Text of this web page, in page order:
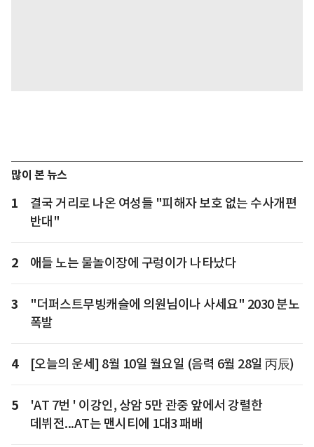
많이 본 뉴스
1
결국 거리로 나온 여성들 "피해자 보호 없는 수사개편
반대"
2 애들 노는 물놀이장에 구렁이가 나타났다
3
"더퍼스트무빙캐슬에 의원님이나 사세요" 2030 분노
폭발
4 [오늘의 운세] 8월 10일 월요일 (음력 6월 28일 丙辰)
5
'AT 7번 ' 이강인, 상암 5만 관중 앞에서 강렬한
데뷔전...AT는 맨시티에 1대3 패배